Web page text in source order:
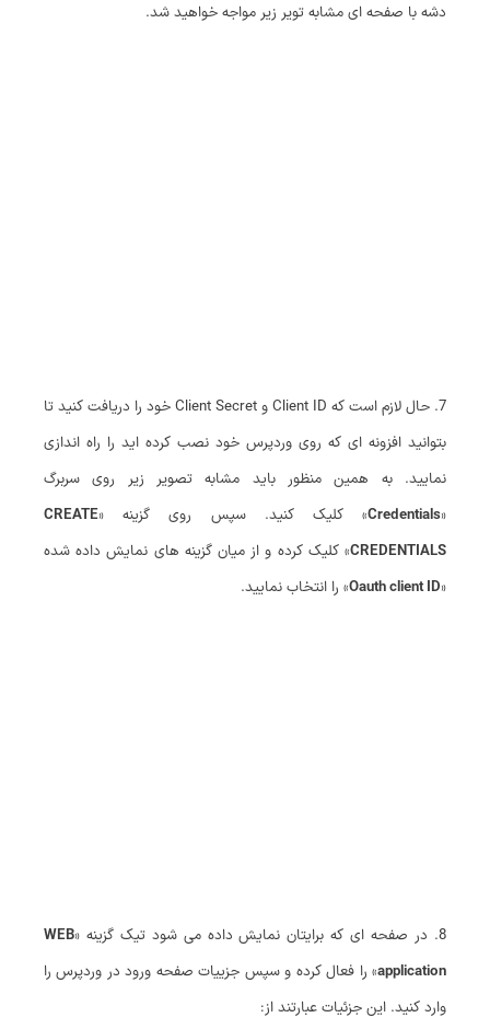
دشه با صفحه ای مشابه تویر زیر مواجه خواهید شد.
7. حال لازم است که Client ID و Client Secret خود را دریافت کنید تا
بتوانید افزونه ای که روی وردپرس خود نصب کرده اید را راه اندازی
نمایید. به همین منظور باید مشابه تصویر زیر روی سربرگ
«
Credentials» کلیک کنید. سپس روی گزینه «CREATE
CREDENTIALS» کلیک کرده و از میان گزینه های نمایش داده شده
«
Oauth client ID» را انتخاب نمایید.
8. در صفحه ای که برایتان نمایش داده می شود تیک گزینه «
WEB
application» را فعال کرده و سپس جزییات صفحه ورود در وردپرس را
وارد کنید. این جزئیات عبارتند از: